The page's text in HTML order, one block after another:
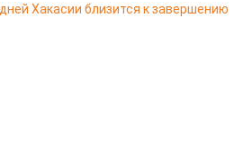
Хакасии близится к завершению